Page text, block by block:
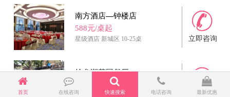
南方酒店—钟楼店
588元/桌起
星级酒店 新城区 10-25桌 立即咨询
拾叁潮花园餐厅
1088元/桌起
草坪婚礼 新城区 0-11桌 立即咨询
首页 在线咨询 快速搜索 电话咨询 最新优惠